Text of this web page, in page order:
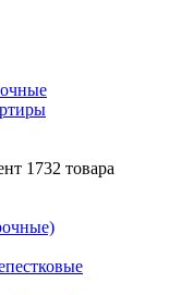
1732 товара